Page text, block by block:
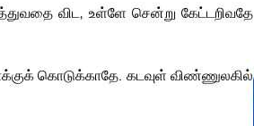
விட, உள்ளே சென்று கேட்டறிவதே
கொடுக்காதே. கடவுள் விண்ணுலகில்